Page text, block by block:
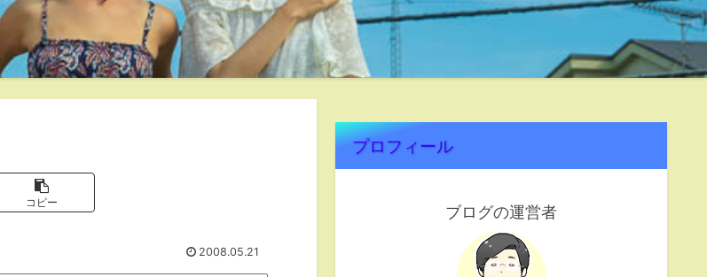
コピー
2008.05.21
プロフィール
ブログの運営者